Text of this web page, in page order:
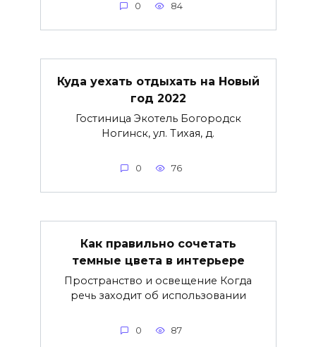
0 84
Куда уехать отдыхать на Новый
год 2022
Гостиница Экотель Богородск
Ногинск, ул. Тихая, д.
0 76
Как правильно сочетать
темные цвета в интерьере
Пространство и освещение Когда
речь заходит об использовании
0 87